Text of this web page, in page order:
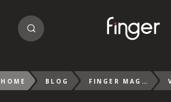
HOME BLOG FINGER MAGAZIN